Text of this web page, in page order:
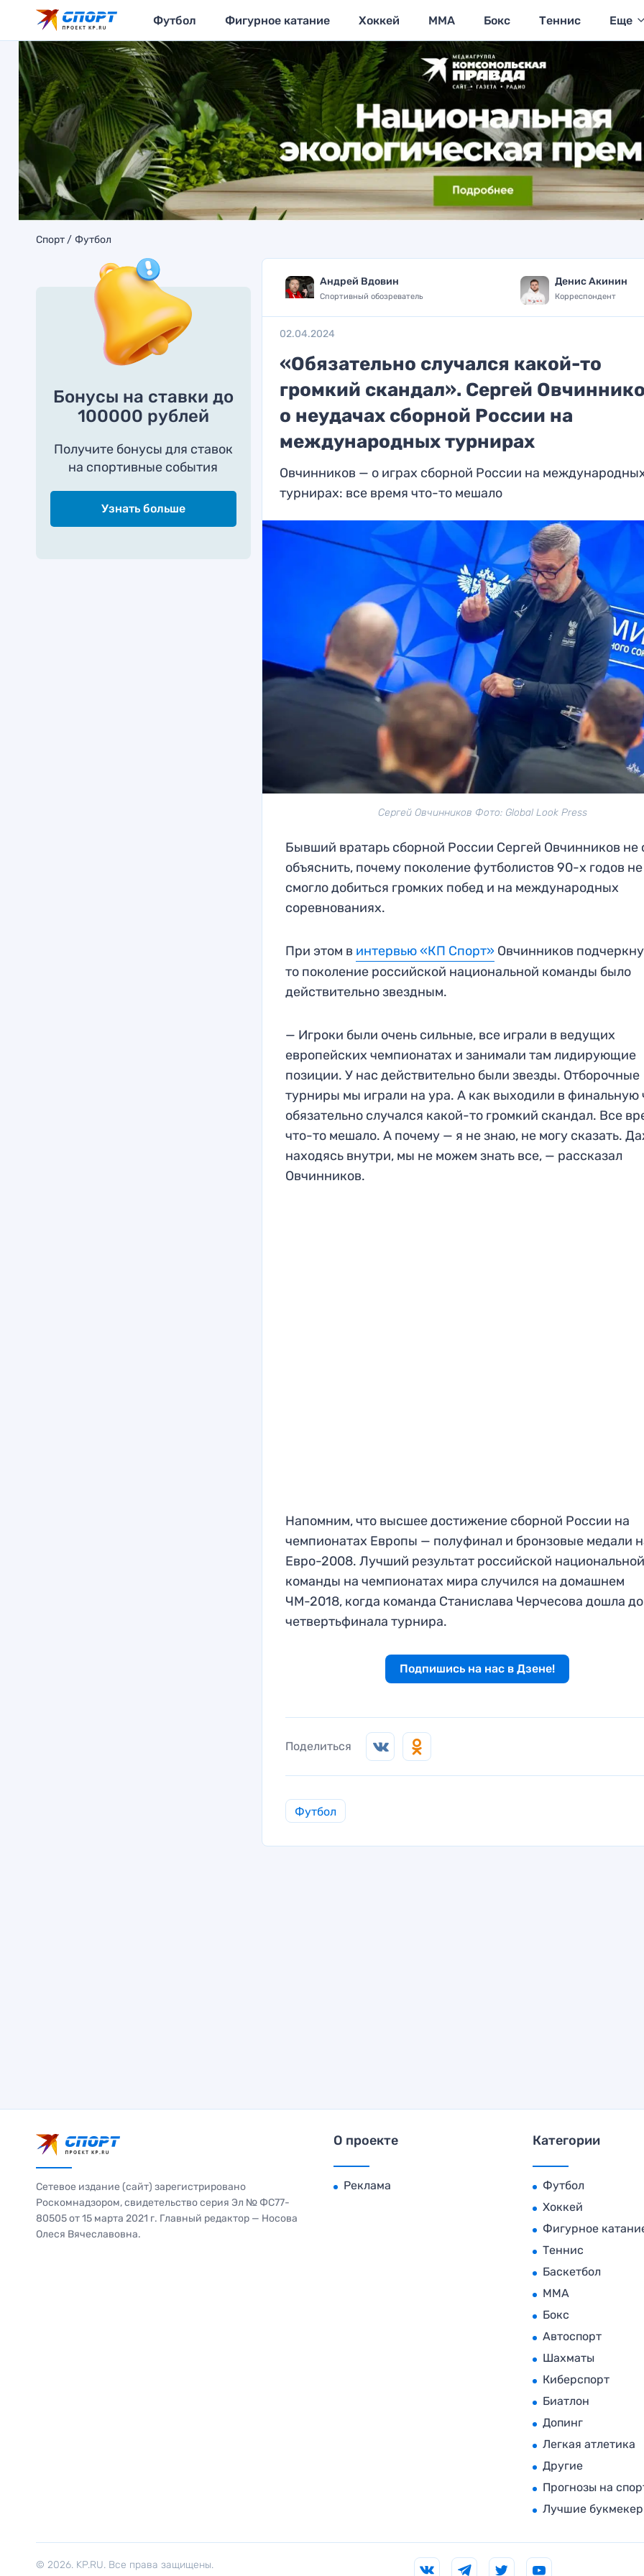
Футбол Фигурное катание Хоккей MMA Бокс Теннис Еще
Спорт Футбол
Бонусы на ставки до
100000 рублей
Получите бонусы для ставок
на спортивные события
Узнать больше
Андрей Вдовин
Спортивный обозреватель
Денис Акинин
Корреспондент
02.04.2024
«Обязательно случался какой-то
громкий скандал». Сергей
о неудачах сборной России на
международных турнирах
Овчинников — о играх сборной России на
турнирах: все время что-то мешало
Сергей Овчинников Фото: Global Look Press
Бывший вратарь сборной России Сергей Овчинников не
объяснить, почему поколение футболистов 90-х годов не
смогло добиться громких побед и на международных
соревнованиях.
При этом в интервью «КП Спорт» Овчинников
то поколение российской национальной команды было
действительно звездным.
— Игроки были очень сильные, все играли в ведущих
европейских чемпионатах и занимали там лидирующие
позиции. У нас действительно были звезды. Отборочные
турниры мы играли на ура. А как выходили в финальную
обязательно случался какой-то громкий скандал. Все
что-то мешало. А почему — я не знаю, не могу сказать.
находясь внутри, мы не можем знать все, — рассказал
Овчинников.
Напомним, что высшее достижение сборной России на
чемпионатах Европы — полуфинал и бронзовые медали
Евро-2008. Лучший результат российской
команды на чемпионатах мира случился на домашнем
ЧМ-2018, когда команда Станислава Черчесова дошла до
четвертьфинала турнира.
Подпишись на нас в Дзене!
Поделиться
Футбол
Сетевое издание (сайт) зарегистрировано
Роскомнадзором, свидетельство серия Эл № ФС77-
80505 от 15 марта 2021 г. Главный редактор — Носова
Олеся Вячеславовна.
О проекте
Реклама
Категории
Футбол
Хоккей
Фигурное
Теннис
Баскетбол
MMA
Бокс
Автоспорт
Шахматы
Киберспорт
Биатлон
Допинг
Легкая атлетика
Другие
Прогнозы на
Лучшие
© 2026. KP.RU. Все права защищены.